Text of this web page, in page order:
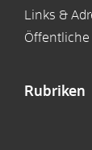
Links &
Rubriken